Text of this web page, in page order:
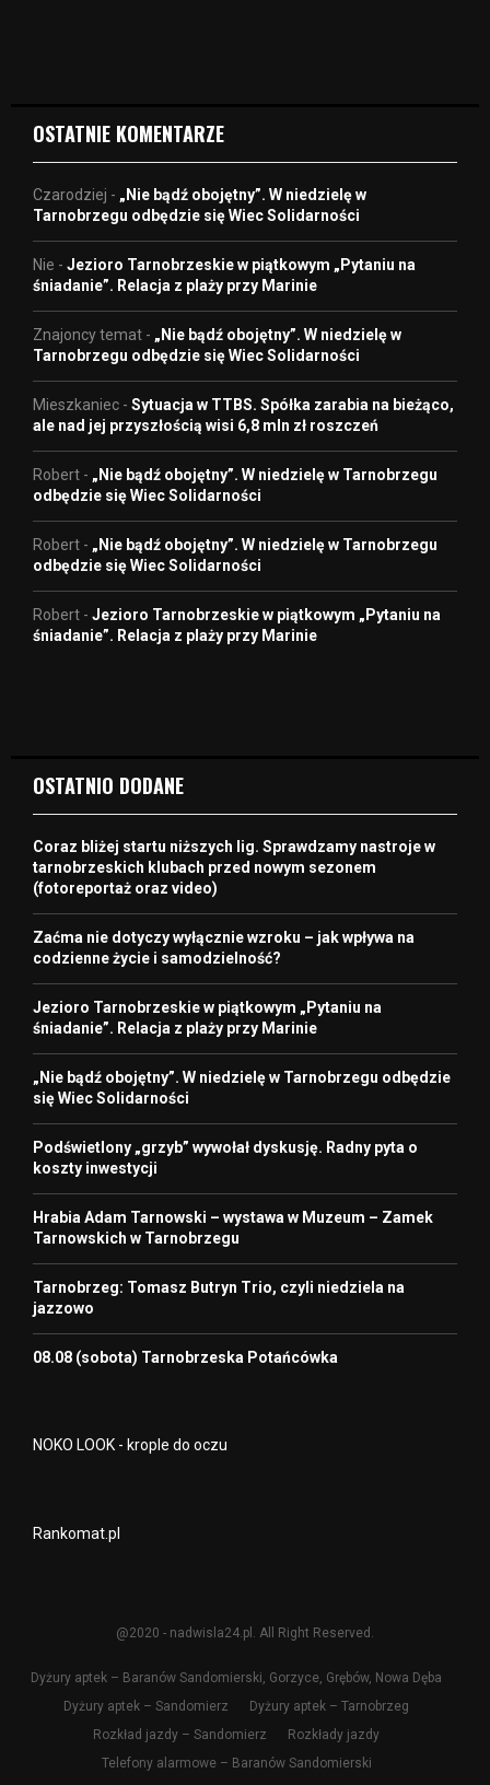
OSTATNIE KOMENTARZE
Czarodziej - „Nie bądź obojętny”. W niedzielę w
Tarnobrzegu odbędzie się Wiec Solidarności
Nie - Jezioro Tarnobrzeskie w piątkowym „Pytaniu na
śniadanie”. Relacja z plaży przy Marinie
Znajoncy temat - „Nie bądź obojętny”. W niedzielę w
Tarnobrzegu odbędzie się Wiec Solidarności
Mieszkaniec - Sytuacja w TTBS. Spółka zarabia na bieżąco,
ale nad jej przyszłością wisi 6,8 mln zł roszczeń
Robert - „Nie bądź obojętny”. W niedzielę w Tarnobrzegu
odbędzie się Wiec Solidarności
Robert - „Nie bądź obojętny”. W niedzielę w Tarnobrzegu
odbędzie się Wiec Solidarności
Robert - Jezioro Tarnobrzeskie w piątkowym „Pytaniu na
śniadanie”. Relacja z plaży przy Marinie
OSTATNIO DODANE
Coraz bliżej startu niższych lig. Sprawdzamy nastroje w
tarnobrzeskich klubach przed nowym sezonem
(fotoreportaż oraz video)
Zaćma nie dotyczy wyłącznie wzroku – jak wpływa na
codzienne życie i samodzielność?
Jezioro Tarnobrzeskie w piątkowym „Pytaniu na
śniadanie”. Relacja z plaży przy Marinie
„Nie bądź obojętny”. W niedzielę w Tarnobrzegu odbędzie
się Wiec Solidarności
Podświetlony „grzyb” wywołał dyskusję. Radny pyta o
koszty inwestycji
Hrabia Adam Tarnowski – wystawa w Muzeum – Zamek
Tarnowskich w Tarnobrzegu
Tarnobrzeg: Tomasz Butryn Trio, czyli niedziela na
jazzowo
08.08 (sobota) Tarnobrzeska Potańcówka
NOKO LOOK - krople do oczu
Rankomat.pl
@2020 - nadwisla24.pl. All Right Reserved.
Dyżury aptek – Baranów Sandomierski, Gorzyce, Grębów, Nowa Dęba
Dyżury aptek – Sandomierz
Dyżury aptek – Tarnobrzeg
Rozkład jazdy – Sandomierz
Rozkłady jazdy
Telefony alarmowe – Baranów Sandomierski